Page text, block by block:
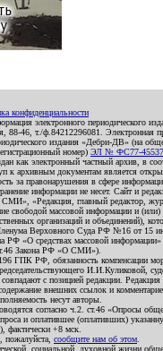
конфиденциальности
электронного
88-46, т./ф.84212296081. Электронная
издания «Дебри-
номер) ЭЛ № ФС77-45537
как электронный частный архив, в
к архивным документам является
за правонарушения в сфере
информации не несет. Сайт и
«Редакция, главный редактор,
свободой массовой информации и
организаций и объединений),
Верховного Суда РФ №16 от 15
РФ «О средствах массовой
Закона РФ «О СМИ»).
ГПК РФ, обязанность компенсации
И.И.Куликовой,
с позицией редакции. Редакция
содержание внешних ссылок и
несут авторы.
согласно ч.2. ст.46 «Опросы
и оплатившее (оплативших)
фактически +8 мск.
сообщите нам об этом
социальной, духовной жизни